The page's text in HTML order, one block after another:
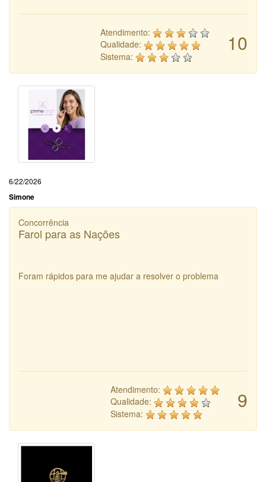
10
Atendimento:
Qualidade:
Sistema:
6/22/2026
Simone
Concorrência
Farol para as Nações
Foram rápidos para me ajudar a resolver o problema
9
Atendimento:
Qualidade:
Sistema: